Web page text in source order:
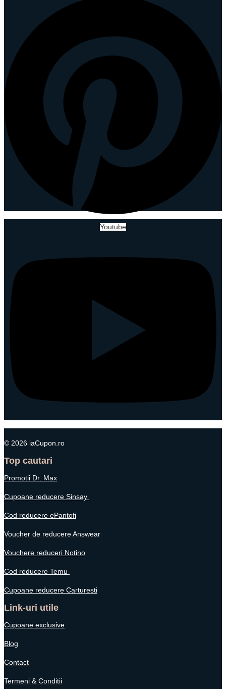
Youtube
© 2026 iaCupon.ro
Top cautari
Promotii Dr. Max
Cupoane reducere Sinsay
Cod reducere ePantofi
Voucher de reducere Answear
Vouchere reduceri Notino
Cod reducere Temu
Cupoane reducere Carturesti
Link-uri utile
Cupoane exclusive
Blog
Contact
Termeni & Conditii